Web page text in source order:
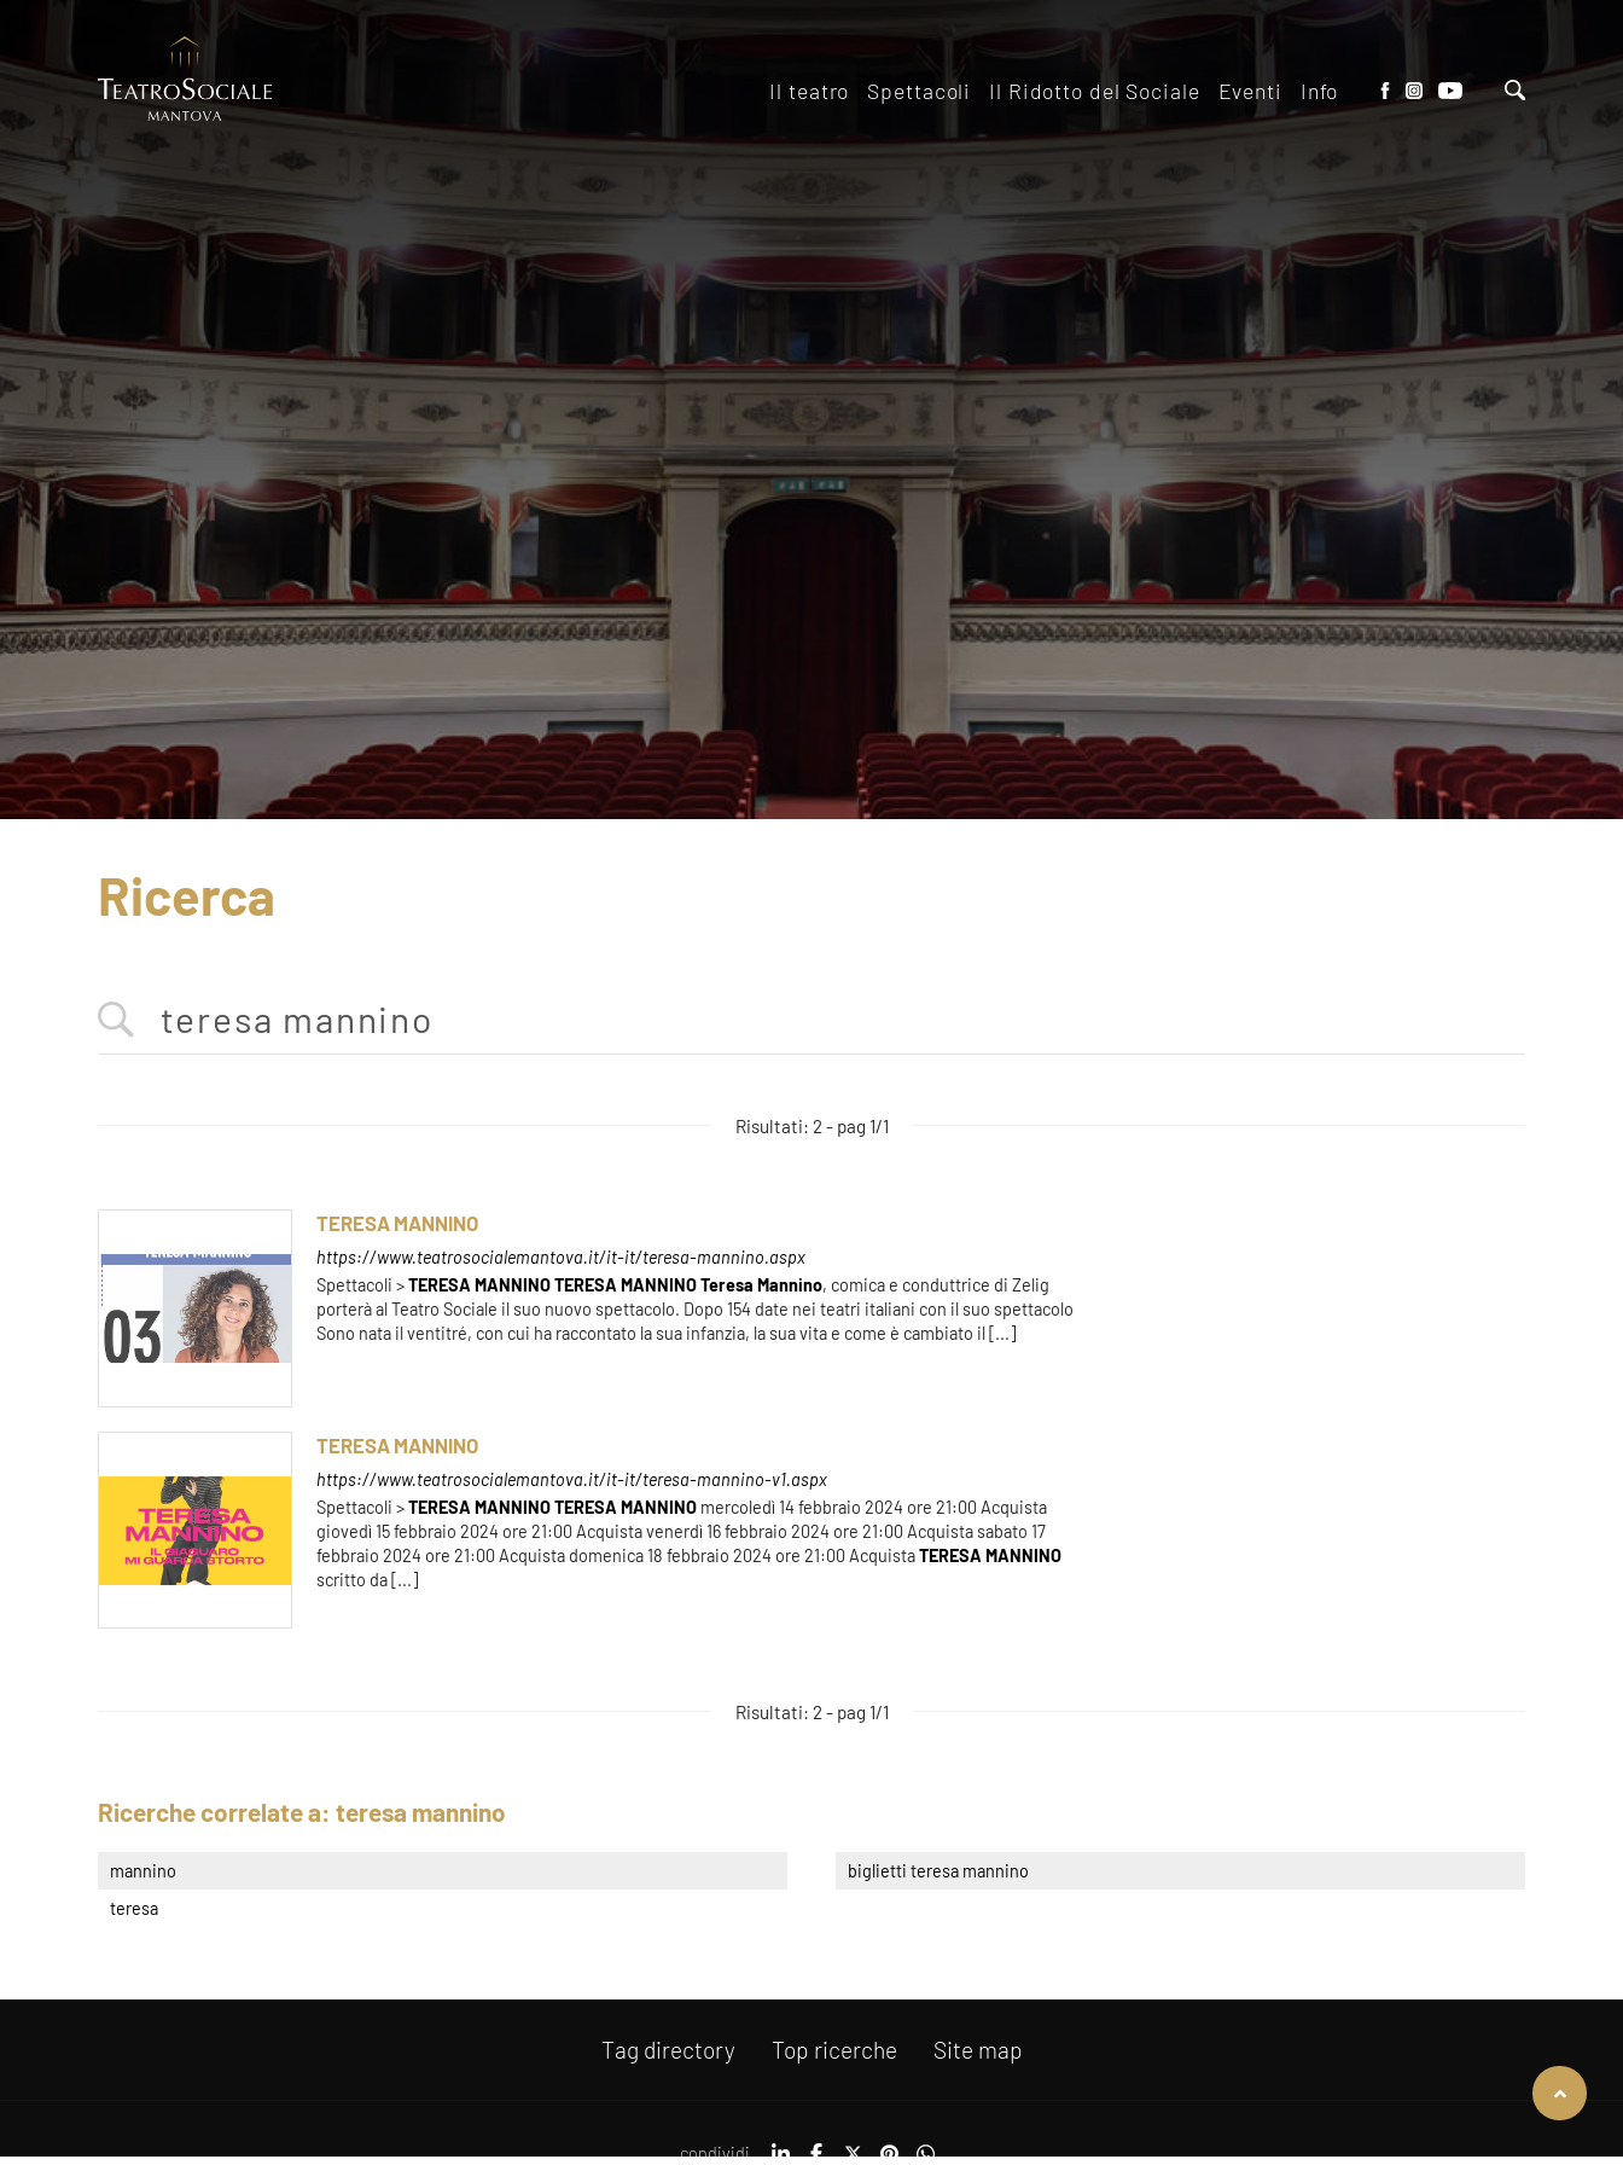
Il teatro
Affitta il Teatro
Sostieni il Teatro
Spettacoli Il Ridotto del Sociale
Il ridotto del Teatro
Affitta il ridotto
Archivio Eventi del
Ridotto
Eventi Info
Biglietteria
Dove siamo
Ricerca
Risultati: 2 - pag 1/1
TERESA MANNINO
https://www.teatrosocialemantova.it/it-it/teresa-mannino.aspx
Spettacoli >TERESA MANNINOTERESA MANNINOTeresa Mannino, comica e conduttrice di Zelig
porterà al Teatro Sociale il suo nuovo spettacolo. Dopo 154 date nei teatri italiani con il suo spettacolo
Sono nata il ventitré, con cui ha raccontato la sua infanzia, la sua vita e come è cambiato il [...]
TERESA MANNINO
https://www.teatrosocialemantova.it/it-it/teresa-mannino-v1.aspx
Spettacoli >TERESA MANNINOTERESA MANNINO mercoledì 14 febbraio 2024 ore 21:00 Acquista
giovedì 15 febbraio 2024 ore 21:00 Acquista venerdì 16 febbraio 2024 ore 21:00 Acquista sabato 17
febbraio 2024 ore 21:00 Acquista domenica 18 febbraio 2024 ore 21:00 AcquistaTERESA MANNINO
scritto da [...]
Risultati: 2 - pag 1/1
Ricerche correlate a: teresa mannino
mannino
biglietti teresa mannino
teresa
Tag directory Top ricerche Site map
condividi